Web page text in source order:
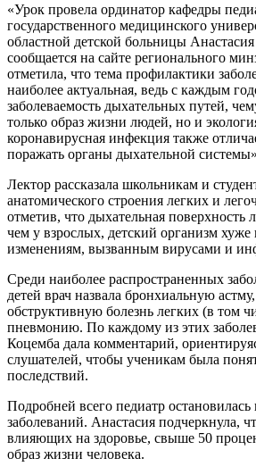
«Урок провела ординатор кафедры
государственного медицинского
областной детской больницы
сообщается на сайте регионального
отметила, что тема профилактики
наиболее актуальная, ведь с каждым
заболеваемость дыхательных путей,
только образ жизни людей, но и
коронавирусная инфекция также
поражать органы дыхательной
Лектор рассказала школьникам и
анатомического строения легких и
отметив, что дыхательная поверхность
чем у взрослых, детский организм хуже
изменениям, вызванным вирусами и
Среди наиболее распространенных
детей врач назвала бронхиальную
обструктивную болезнь легких (в том
пневмонию. По каждому из этих
Коцемба дала комментарий,
слушателей, чтобы ученикам была
последствий.
Подробней всего педиатр
заболеваний. Анастасия подчеркнула,
влияющих на здоровье, свыше 50
образ жизни человека.